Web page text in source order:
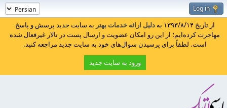
Log in
از تاریخ ۱۳۹۳/۸/۱۴ به دلیل ارائه خدمات بهتر به سایت جدید پرسش و پاسخ
مهاجرت کرده‌ایم؛ از این رو امکان عضویت و ارسال پست در تالار غیرفعال شده
است. لطفاً برای پرسیدن سوال‌های خود به سایت جدید مراجعه کنید.
ورود به سایت جدید